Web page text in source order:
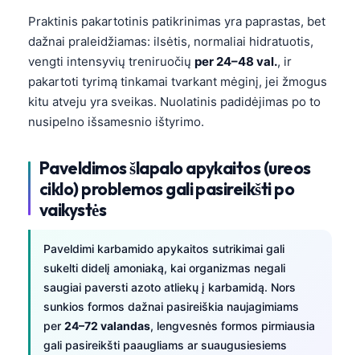
Praktinis pakartotinis patikrinimas yra paprastas, bet
dažnai praleidžiamas: ilsėtis, normaliai hidratuotis,
vengti intensyvių treniruočių per 24–48 val., ir
pakartoti tyrimą tinkamai tvarkant mėginį, jei žmogus
kitu atveju yra sveikas. Nuolatinis padidėjimas po to
nusipelno išsamesnio ištyrimo.
Paveldimos šlapalo apykaitos (ureos
ciklo) problemos gali pasireikšti po
vaikystės
Paveldimi karbamido apykaitos sutrikimai gali
sukelti didelį amoniaką, kai organizmas negali
saugiai paversti azoto atliekų į karbamidą. Nors
sunkios formos dažnai pasireiškia naujagimiams
per 24–72 valandas, lengvesnės formos pirmiausia
gali pasireikšti paaugliams ar suaugusiesiems
ဗမာစာ
ភាសាខ្មែរ
Kiswahili
Українська
O‘zbekcha
Қазақ тілі
Suomi
Hrvatski
Slovenčina
كوردی‎